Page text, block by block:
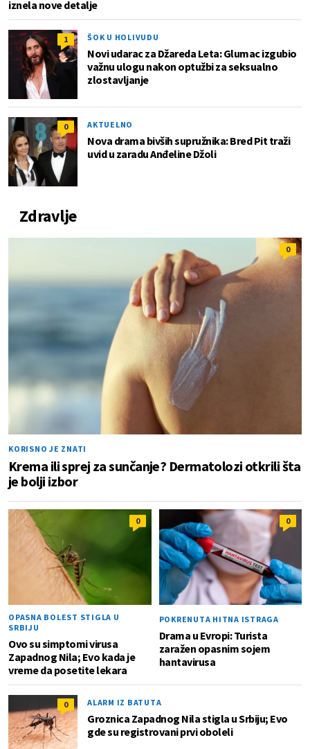
iznela nove detalje
1 ŠOK U HOLIVUDU
Novi udarac za Džareda Leta: Glumac izgubio
važnu ulogu nakon optužbi za seksualno
zlostavljanje
0 AKTUELNO
Nova drama bivših supružnika: Bred Pit traži
uvid u zaradu Anđeline Džoli
Zdravlje
0
KORISNO JE ZNATI
Krema ili sprej za sunčanje? Dermatolozi otkrili šta
je bolji izbor
0
OPASNA BOLEST STIGLA U
SRBIJU
Ovo su simptomi virusa
Zapadnog Nila; Evo kada je
vreme da posetite lekara
0
POKRENUTA HITNA ISTRAGA
Drama u Evropi: Turista
zaražen opasnim sojem
hantavirusa
0 ALARM IZ BATUTA
Groznica Zapadnog Nila stigla u Srbiju; Evo
gde su registrovani prvi oboleli